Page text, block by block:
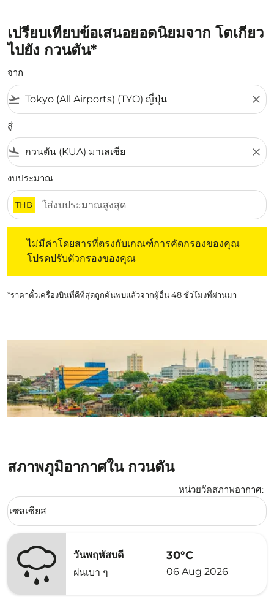
เปรียบเทียบข้อเสนอยอดนิยมจาก โตเกียว
ไปยัง กวนตัน*
จาก
flight_takeoff close
สู่
flight_land close
งบประมาณ
THB
ไม่มีค่าโดยสารที่ตรงกับเกณฑ์การคัดกรองของคุณ
โปรดปรับตัวกรองของคุณ
*ราคาตั๋วเครื่องบินที่ดีที่สุดถูกค้นพบแล้วจากผู้อื่น 48 ชั่วโมงที่ผ่านมา
สภาพภูมิอากาศใน กวนตัน
หน่วยวัดสภาพอากาศ:
Weather unit option เซลเซียส Selected
เซลเซียส
keyboard_arrow_down
วันพฤหัสบดี
ฝนเบา ๆ
30°C
06 Aug 2026